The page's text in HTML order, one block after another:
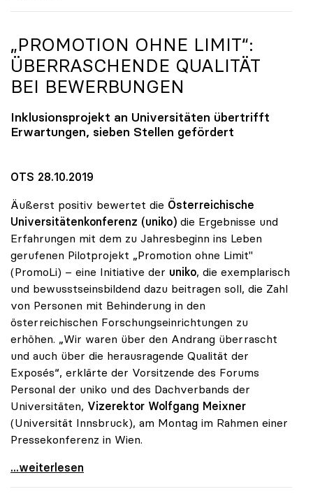
„PROMOTION OHNE LIMIT“:
ÜBERRASCHENDE QUALITÄT
BEI BEWERBUNGEN
Inklusionsprojekt an Universitäten übertrifft
Erwartungen, sieben Stellen gefördert
OTS 28.10.2019
Äußerst positiv bewertet die Österreichische
Universitätenkonferenz (uniko) die Ergebnisse und
Erfahrungen mit dem zu Jahresbeginn ins Leben
gerufenen Pilotprojekt „Promotion ohne Limit"
(PromoLi) – eine Initiative der uniko, die exemplarisch
und bewusstseinsbildend dazu beitragen soll, die Zahl
von Personen mit Behinderung in den
österreichischen Forschungseinrichtungen zu
erhöhen. „Wir waren über den Andrang überrascht
und auch über die herausragende Qualität der
Exposés“, erklärte der Vorsitzende des Forums
Personal der uniko und des Dachverbands der
Universitäten, Vizerektor Wolfgang Meixner
(Universität Innsbruck), am Montag im Rahmen einer
Pressekonferenz in Wien.
„Promotion ohne Limit“: Überraschende Qualität bei
...weiterlesen